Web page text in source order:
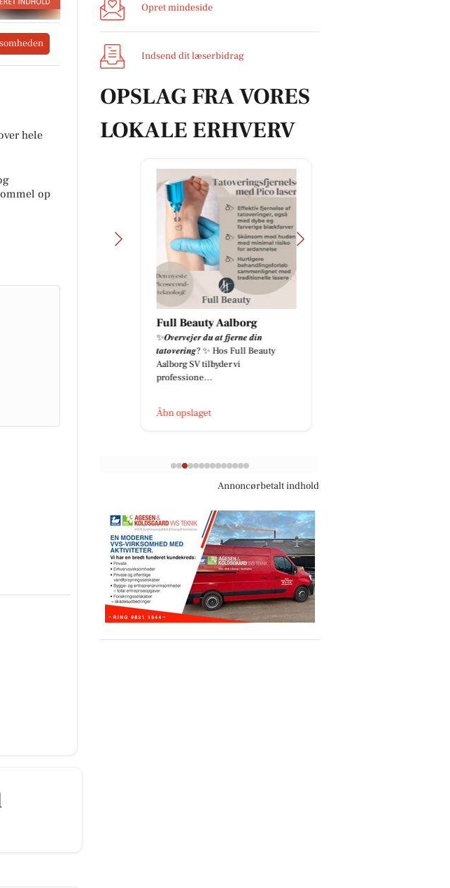
hele
op
Opret mindeside
Indsend dit læserbidrag
OPSLAG FRA VORES
LOKALE ERHVERV
med
købmand
Full Beauty Aalborg
✨𝑶𝒗𝒆𝒓𝒗𝒆𝒋𝒆𝒓 𝒅𝒖 𝒂𝒕 𝒇𝒋𝒆𝒓𝒏𝒆 𝒅𝒊𝒏
𝒕𝒂𝒕𝒐𝒗𝒆𝒓𝒊𝒏𝒈? ✨ Hos Full Beauty
Aalborg SV tilbyder vi
professione...
Åbn opslaget
Annoncørbetalt indhold